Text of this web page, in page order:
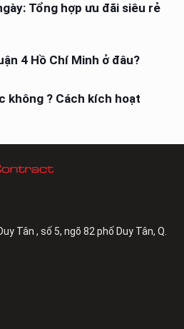
Tổng hợp ưu đãi siêu rẻ
4 Hồ Chí Minh ở đâu?
không ? Cách kích hoạt
Tân , số 5, ngõ 82 phố Duy Tân, Q.